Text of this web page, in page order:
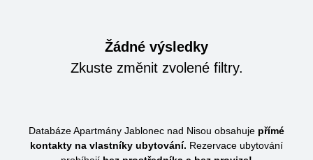
Žádné výsledky
Zkuste změnit zvolené filtry.
Databáze Apartmány Jablonec nad Nisou obsahuje přímé
kontakty na vlastníky ubytování. Rezervace ubytování